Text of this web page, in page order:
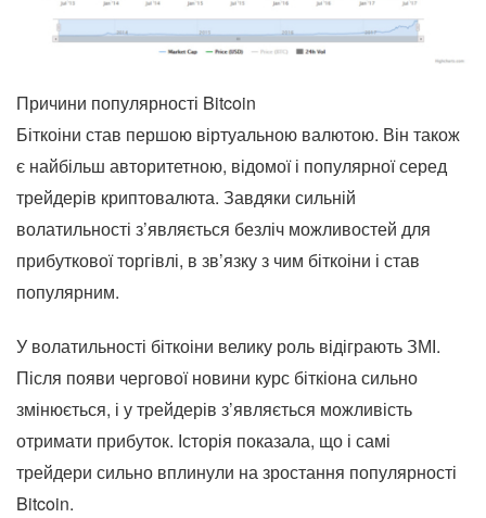
Причини популярності Bitcoin
Біткоіни став першою віртуальною валютою. Він також
є найбільш авторитетною, відомої і популярної серед
трейдерів криптовалюта. Завдяки сильній
волатильності з’являється безліч можливостей для
прибуткової торгівлі, в зв’язку з чим біткоіни і став
популярним.
У волатильності біткоіни велику роль відіграють ЗМІ.
Після появи чергової новини курс біткіона сильно
змінюється, і у трейдерів з’являється можливість
отримати прибуток. Історія показала, що і самі
трейдери сильно вплинули на зростання популярності
Bitcoin.